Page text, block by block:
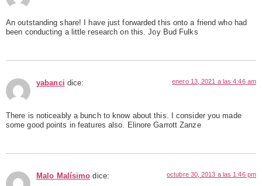
An outstanding share! I have just forwarded this onto a friend who had
been conducting a little research on this. Joy Bud Fulks
yabanci dice: enero 13, 2021 a las 4:46 am
There is noticeably a bunch to know about this. I consider you made
some good points in features also. Elinore Garrott Zanze
Malo Malísimo dice: octubre 30, 2013 a las 1:46 pm